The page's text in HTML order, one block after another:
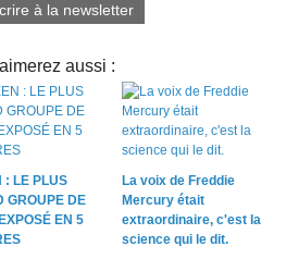
à la newsletter
aussi :
: LE PLUS
GROUPE DE
EN 5
La voix de Freddie
Mercury était
extraordinaire, c'est la
science qui le dit.